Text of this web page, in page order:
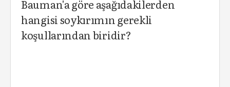
Bauman'a göre aşağıdakilerden
hangisi soykırımın gerekli
koşullarından biridir?